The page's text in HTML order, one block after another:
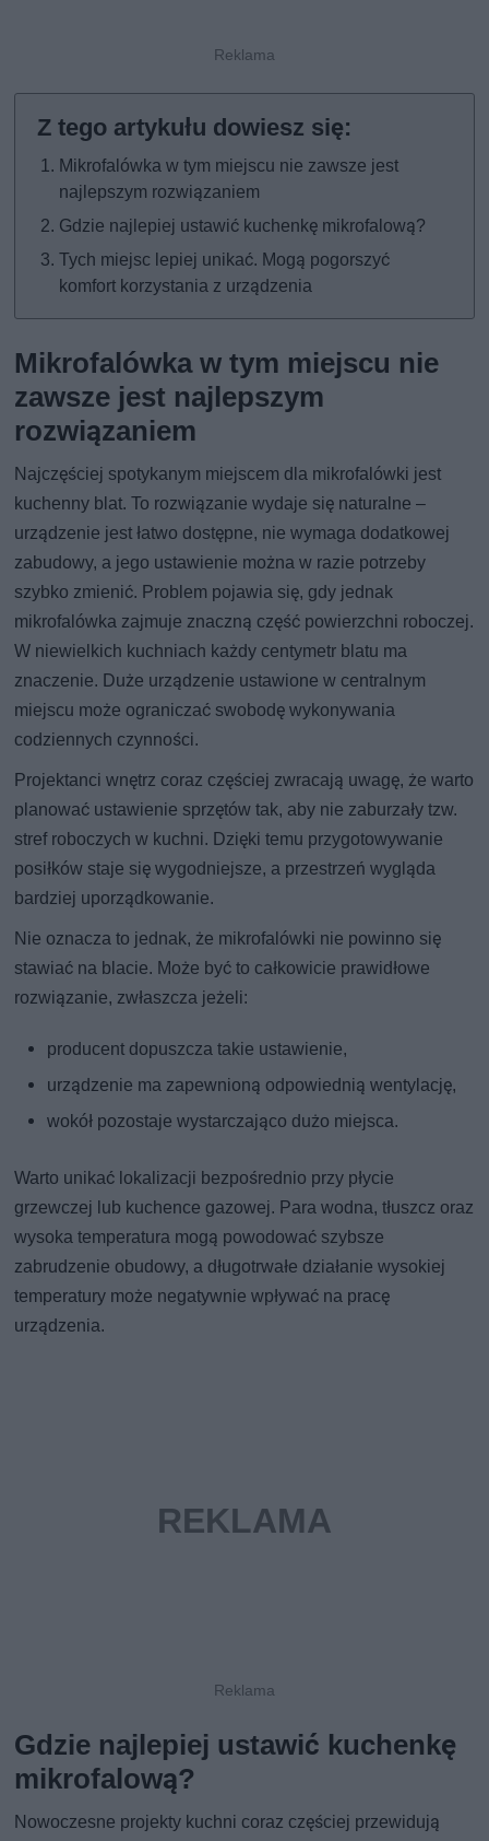
Mikrofalówka w tym miejscu nie zawsze jest
najlepszym rozwiązaniem
Gdzie najlepiej ustawić kuchenkę mikrofalową?
Tych miejsc lepiej unikać. Mogą pogorszyć
komfort korzystania z urządzenia
Mikrofalówka w tym miejscu nie
zawsze jest najlepszym
rozwiązaniem
Najczęściej spotykanym miejscem dla mikrofalówki jest
kuchenny blat. To rozwiązanie wydaje się naturalne –
urządzenie jest łatwo dostępne, nie wymaga dodatkowej
zabudowy, a jego ustawienie można w razie potrzeby
szybko zmienić. Problem pojawia się, gdy jednak
mikrofalówka zajmuje znaczną część powierzchni roboczej.
W niewielkich kuchniach każdy centymetr blatu ma
znaczenie. Duże urządzenie ustawione w centralnym
miejscu może ograniczać swobodę wykonywania
codziennych czynności.
Projektanci wnętrz coraz częściej zwracają uwagę, że warto
planować ustawienie sprzętów tak, aby nie zaburzały tzw.
stref roboczych w kuchni. Dzięki temu przygotowywanie
posiłków staje się wygodniejsze, a przestrzeń wygląda
bardziej uporządkowanie.
Nie oznacza to jednak, że mikrofalówki nie powinno się
stawiać na blacie. Może być to całkowicie prawidłowe
rozwiązanie, zwłaszcza jeżeli:
producent dopuszcza takie ustawienie,
urządzenie ma zapewnioną odpowiednią wentylację,
wokół pozostaje wystarczająco dużo miejsca.
Warto unikać lokalizacji bezpośrednio przy płycie
grzewczej lub kuchence gazowej. Para wodna, tłuszcz oraz
wysoka temperatura mogą powodować szybsze
zabrudzenie obudowy, a długotrwałe działanie wysokiej
temperatury może negatywnie wpływać na pracę
urządzenia.
Gdzie najlepiej ustawić kuchenkę
mikrofalową?
Nowoczesne projekty kuchni coraz częściej przewidują